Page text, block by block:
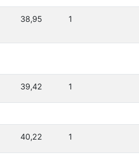
38,95 1
39,42 1
40,22 1